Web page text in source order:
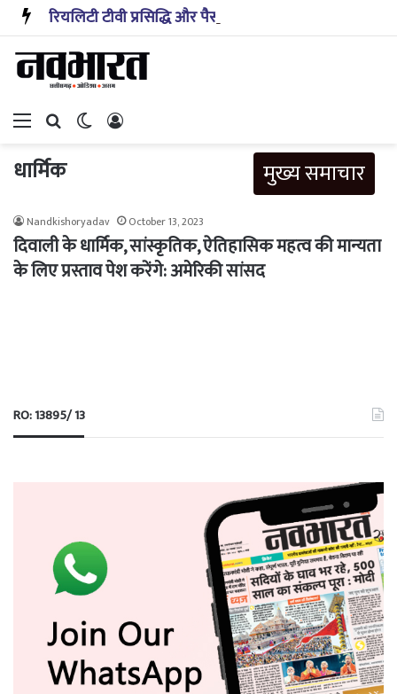
Menu Search forSwitch skin
धार्मिक मुख्य समाचार
Nandkishoryadav October 13, 2023
दिवाली के धार्मिक, सांस्कृतिक, ऐतिहासिक महत्व की मान्यता
के लिए प्रस्ताव पेश करेंगे: अमेरिकी सांसद
RO: 13895/ 13